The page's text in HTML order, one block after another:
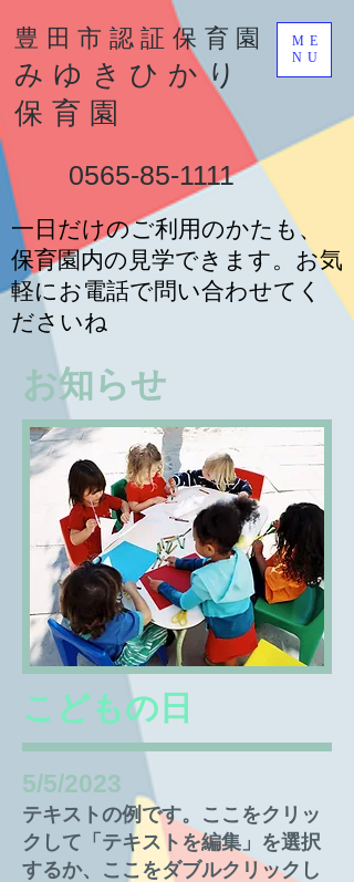
豊田市認証保育園
みゆきひかり
保育園
ME
NU
0565-85-1111
一日だけのご利用のかたも、
保育園内の見学できます。お気
軽にお電話で問い合わせてく
ださいね
お知らせ
​こどもの日
5/5/2023
テキストの例です。ここをクリッ
クして「テキストを編集」を選択
するか、ここをダブルクリックし